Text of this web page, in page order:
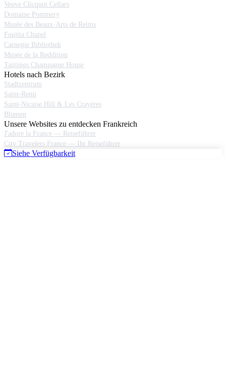
Veuve Clicquot Cellars
Domaine Pommery
Musée des Beaux-Arts de Reims
Foujita Chapel
Carnegie Bibliothek
Musée de la Reddition
Taittings Champagne House
Hotels nach Bezirk
Stadtzentrum
Saint-Remi
Saint-Nicaise Hill & Les Crayères
Blumen
Unsere Websites zu entdecken Frankreich
J'adore la France — Reiseführer
City Travelers France — Ihr Reiseführer
Siehe Verfügbarkeit